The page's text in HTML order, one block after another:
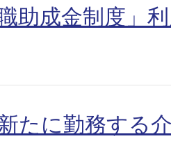
助成金制度」
たに勤務する